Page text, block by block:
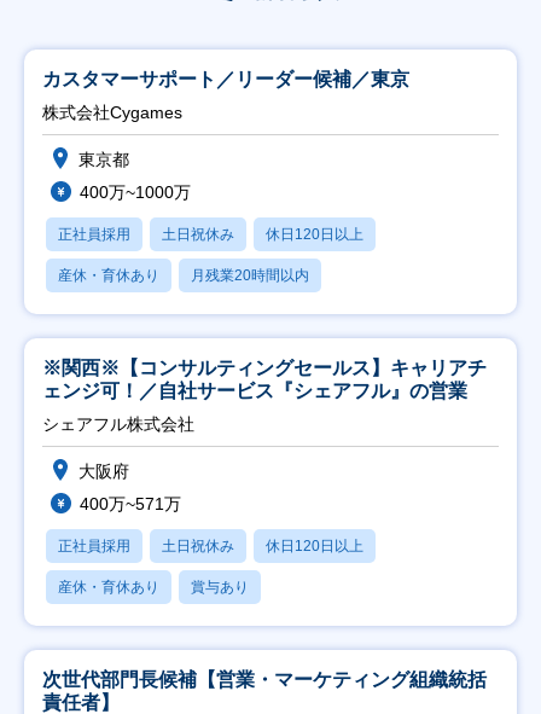
カスタマーサポート／リーダー候補／東京
株式会社Cygames
東京都
400万~1000万
正社員採用 土日祝休み 休日120日以上
産休・育休あり 月残業20時間以内
※関西※【コンサルティングセールス】キャリアチ
ェンジ可！／自社サービス『シェアフル』の営業
シェアフル株式会社
大阪府
400万~571万
正社員採用 土日祝休み 休日120日以上
産休・育休あり 賞与あり
次世代部門長候補【営業・マーケティング組織統括
責任者】